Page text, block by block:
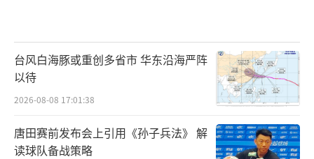
台风白海豚或重创多省市 华东沿海严阵
以待
2026-08-08 17:01:38
唐田赛前发布会上引用《孙子兵法》 解
读球队备战策略